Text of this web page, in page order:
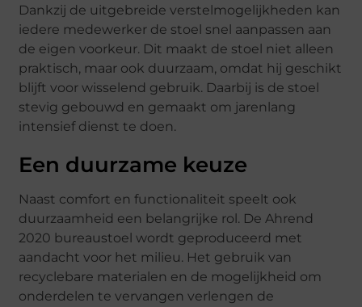
Dankzij de uitgebreide verstelmogelijkheden kan
iedere medewerker de stoel snel aanpassen aan
de eigen voorkeur. Dit maakt de stoel niet alleen
praktisch, maar ook duurzaam, omdat hij geschikt
blijft voor wisselend gebruik. Daarbij is de stoel
stevig gebouwd en gemaakt om jarenlang
intensief dienst te doen.
Een duurzame keuze
Naast comfort en functionaliteit speelt ook
duurzaamheid een belangrijke rol. De Ahrend
2020 bureaustoel wordt geproduceerd met
aandacht voor het milieu. Het gebruik van
recyclebare materialen en de mogelijkheid om
onderdelen te vervangen verlengen de